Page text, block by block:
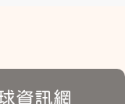
資訊網